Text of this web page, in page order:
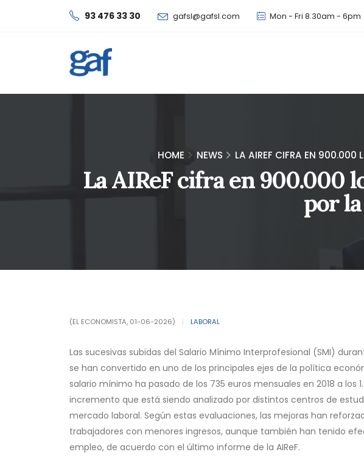
93 476 33 30 gafsl@gafsl.com Mon - Fri 8.30am - 6pm
HOME NEWS LA AIREF CIFRA EN 900.000
La AIReF cifra en 900.000
por
(EL ECONOMISTA, 01-06-2026) | LABORAL
Las sucesivas subidas del Salario Mínimo Interprofesional (SMI)
se han convertido en uno de los principales ejes de la política
salario mínimo ha pasado de los 735 euros mensuales en 2018 a los
incremento que está siendo analizado por distintos centros de
mercado laboral. Según estas evaluaciones, las mejoras han
trabajadores con menores ingresos, aunque también han tenido
empleo, de acuerdo con el último informe de la AIReF.